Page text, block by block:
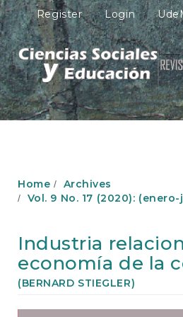
M
a
i
n
N
a
v
i
g
n
n
C
n
Register Login
Home
Archives
Vol. 9 No. 17 (2020):
Industria
economía de la
(BERNARD STIEGLER)